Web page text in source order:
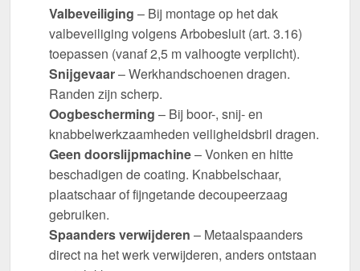
Valbeveiliging – Bij montage op het dak
valbeveiliging volgens Arbobesluit (art. 3.16)
toepassen (vanaf 2,5 m valhoogte verplicht).
Snijgevaar– Werkhandschoenen dragen.
Randen zijn scherp.
Oogbescherming – Bij boor-, snij- en
knabbelwerkzaamheden veiligheidsbril dragen.
Geen doorslijpmachine– Vonken en hitte
beschadigen de coating. Knabbelschaar,
plaatschaar of fijngetande decoupeerzaag
gebruiken.
Spaanders verwijderen – Metaalspaanders
direct na het werk verwijderen, anders ontstaan